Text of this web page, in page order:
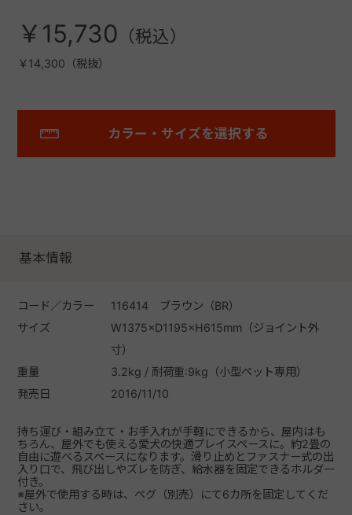
￥15,730
￥14,300（税抜）
カラー・サイズを選択する
基本情報
コード／カラー
116414 ブラウン（BR）
サイズ
W1375×D1195×H615mm（ジョイント外
寸）
重量
3.2kg / 耐荷重:9kg（小型ペット専用）
発売日
2016/11/10
持ち運び・組み立て・お手入れが手軽にできるから、屋内はも
ちろん、屋外でも使える愛犬の快適プレイスペースに。約2畳の
自由に遊べるスペースになります。滑り止めとファスナー式の出
入り口で、飛び出しやズレを防ぎ、給水器を固定できるホルダー
付き。
※屋外で使用する時は、ペグ（別売）にて6カ所を固定してくだ
さい。